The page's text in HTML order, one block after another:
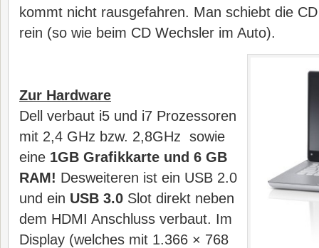
kommt nicht rausgefahren. Man schiebt die
rein (so wie beim CD Wechsler im Auto).
Zur Hardware
Dell verbaut i5 und i7 Prozessoren
mit 2,4 GHz bzw. 2,8GHz sowie
eine 1GB Grafikkarte und 6 GB
RAM! Desweiteren ist ein USB 2.0
und ein USB 3.0 Slot direkt neben
dem HDMI Anschluss verbaut. Im
Display (welches mit 1.366 × 768